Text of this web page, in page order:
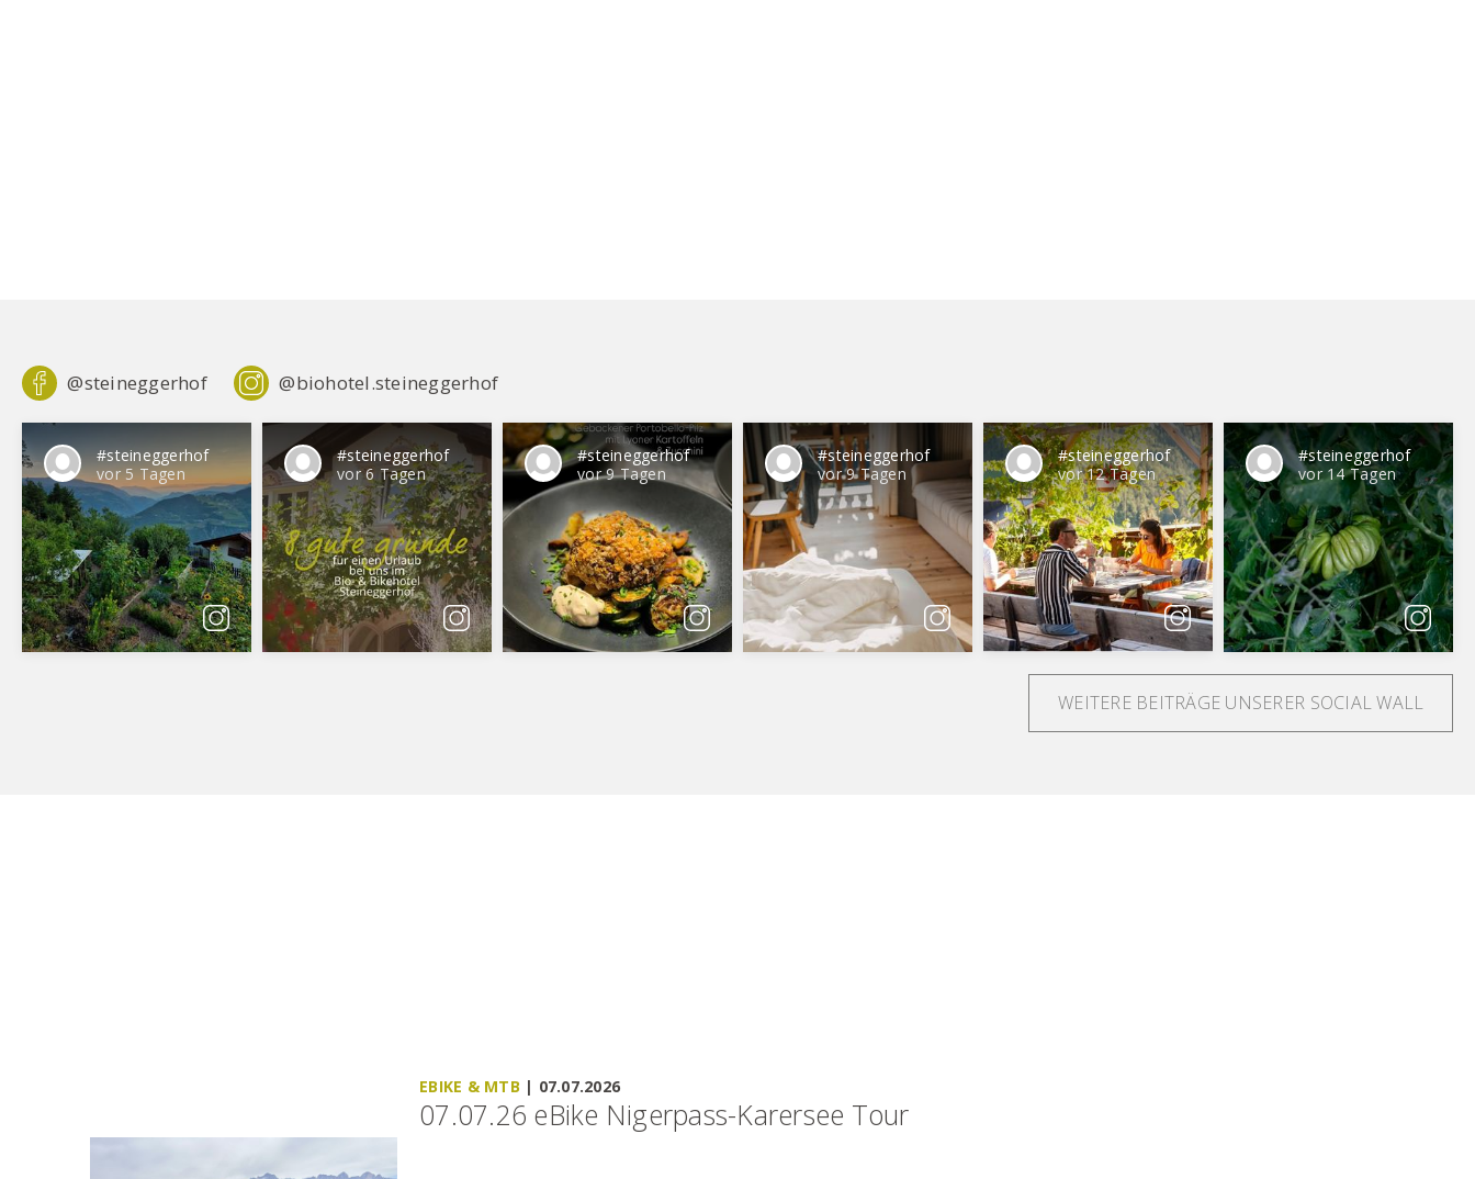
@steineggerhof @biohotel.steineggerhof
#steineggerhof
vor 5 Tagen
#steineggerhof
vor 6 Tagen
#steineggerhof
vor 9 Tagen
#steineggerhof
vor 9 Tagen
#steineggerhof
vor 12 Tagen
#steineggerhof
vor 14 Tagen
WEITERE BEITRÄGE UNSERER SOCIAL WALL
EBIKE & MTB | 07.07.2026
07.07.26 eBike Nigerpass-Karersee Tour